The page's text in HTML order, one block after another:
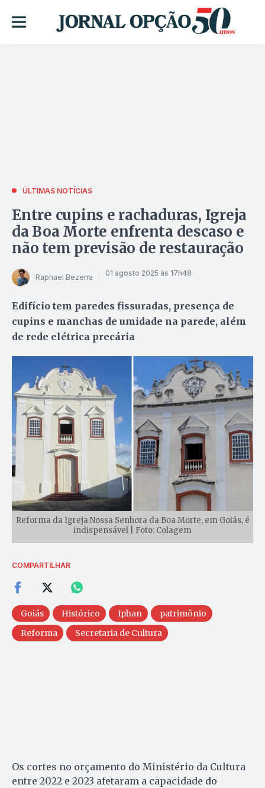
ÚLTIMAS NOTÍCIAS
Entre cupins e rachaduras, Igreja
da Boa Morte enfrenta descaso e
não tem previsão de restauração
Raphael Bezerra 01 agosto 2025 às 17h48
Edifício tem paredes fissuradas, presença de
cupins e manchas de umidade na parede, além
de rede elétrica precária
Reforma da Igreja Nossa Senhora da Boa Morte, em Goiás, é
indispensável | Foto: Colagem
COMPARTILHAR
Goiás Histórico Iphan
patrimônio
Reforma
Secretaria de Cultura
Os cortes no orçamento do Ministério da Cultura
entre 2022 e 2023 afetaram a capacidade do